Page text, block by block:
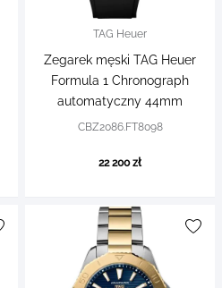
TAG Heuer
Zegarek męski TAG Heuer
Formula 1 Chronograph
automatyczny 44mm
CBZ2086.FT8098
22 200 zł